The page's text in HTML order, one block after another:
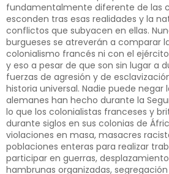
fundamentalmente diferente de las
esconden tras esas realidades y la
conflictos que subyacen en ellas.
burgueses se atreverán a comparar
colonialismo francés ni con el ejército
y eso a pesar de que son sin lugar a
fuerzas de agresión y de
historia universal. Nadie puede negar
alemanes han hecho durante la
lo que los colonialistas franceses y
durante siglos en sus colonias de
violaciones en masa, masacres
poblaciones enteras para realizar
participar en guerras,
hambrunas organizadas,